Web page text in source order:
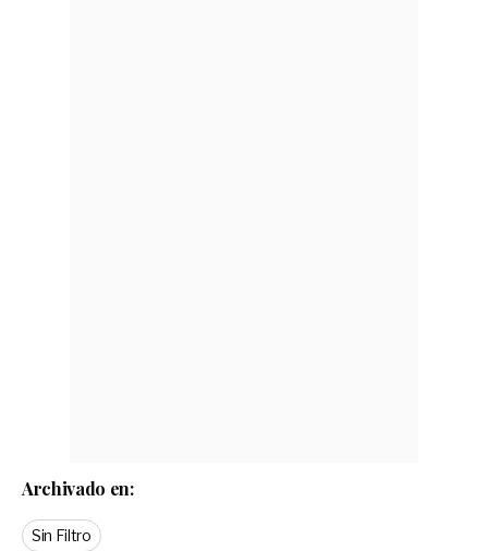
Archivado en:
Sin Filtro